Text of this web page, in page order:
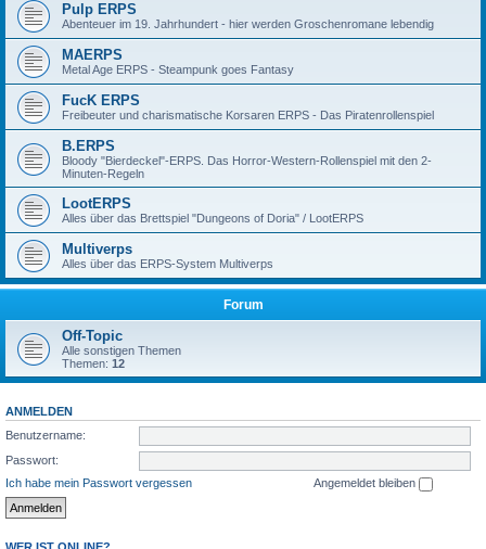
Pulp ERPS
Abenteuer im 19. Jahrhundert - hier werden Groschenromane lebendig
MAERPS
Metal Age ERPS - Steampunk goes Fantasy
FucK ERPS
Freibeuter und charismatische Korsaren ERPS - Das Piratenrollenspiel
B.ERPS
Bloody "Bierdeckel"-ERPS. Das Horror-Western-Rollenspiel mit den 2-
Minuten-Regeln
LootERPS
Alles über das Brettspiel "Dungeons of Doria" / LootERPS
Multiverps
Alles über das ERPS-System Multiverps
Forum
Off-Topic
Alle sonstigen Themen
Themen: 12
ANMELDEN
Benutzername:
Passwort:
Ich habe mein Passwort vergessen
Angemeldet bleiben